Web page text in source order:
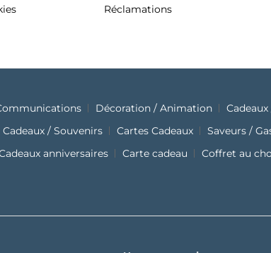
Réclamations
Décoration / Animation
Cadeaux / Souvenirs Cartes Cadeaux
Saveurs /
anniversaires Carte cadeau Coffret au